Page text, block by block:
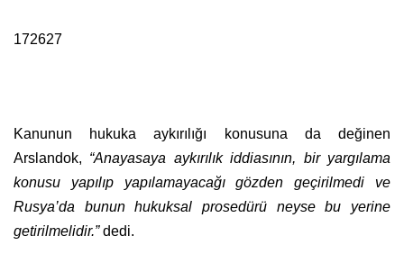
172627
Kanunun hukuka aykırılığı konusuna da değinen
Arslandok, “Anayasaya aykırılık iddiasının, bir yargılama
konusu yapılıp yapılamayacağı gözden geçirilmedi ve
Rusya’da bunun hukuksal prosedürü neyse bu yerine
getirilmelidir.”dedi.